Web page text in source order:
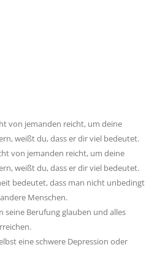
von jemanden reicht, um deine
weißt du, dass er dir viel bedeutet.
von jemanden reicht, um deine
weißt du, dass er dir viel bedeutet.
bedeutet, dass man nicht unbedingt
Menschen.
seine Berufung glauben und alles
eine schwere Depression oder